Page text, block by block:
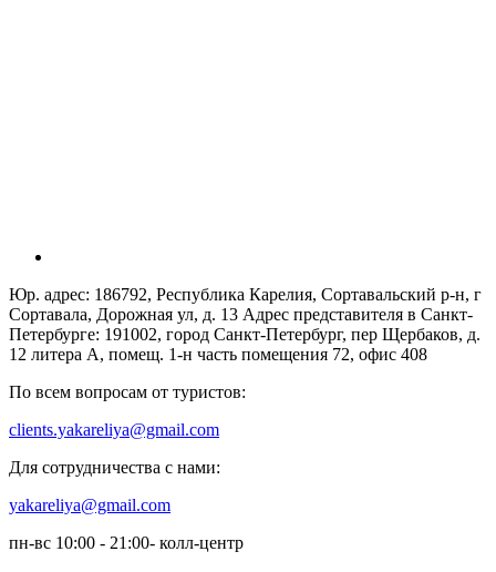
Юр. адрес: 186792, Республика Карелия, Сортавальский р-н, г
Сортавала, Дорожная ул, д. 13 Адрес представителя в Санкт-
Петербурге: 191002, город Санкт-Петербург, пер Щербаков, д.
12 литера А, помещ. 1-н часть помещения 72, офис 408
По всем вопросам от туристов:
clients.yakareliya@gmail.com
Для сотрудничества с нами:
yakareliya@gmail.com
пн-вс 10:00 - 21:00- колл-центр